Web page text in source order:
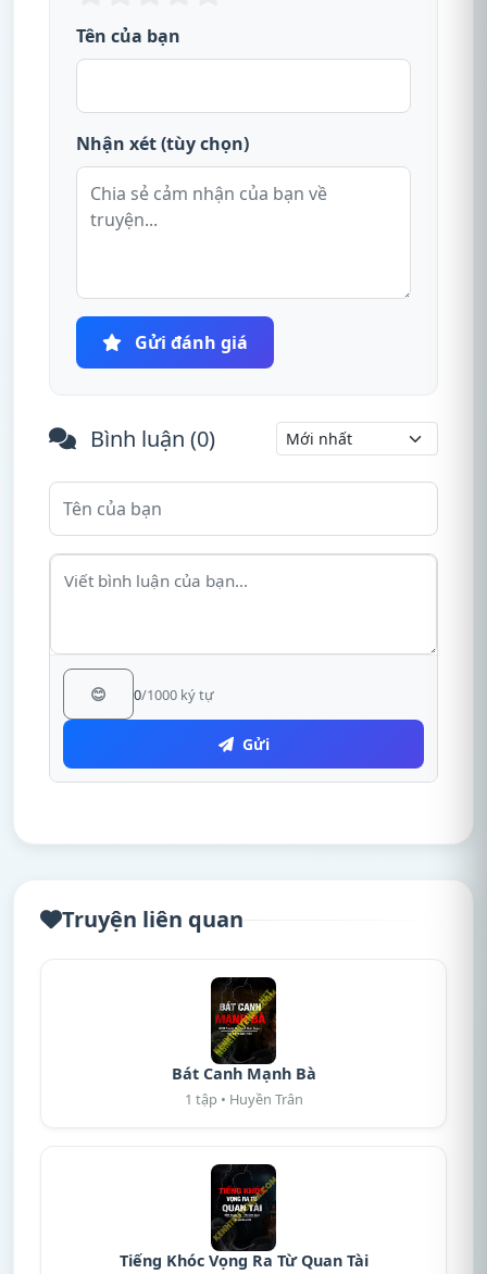
Tên của bạn
Nhận xét (tùy chọn)
Gửi đánh giá
Bình luận (0)
😊 0/1000 ký tự
Gửi
Truyện liên quan
Bát Canh Mạnh Bà
1 tập • Huyền Trân
Tiếng Khóc Vọng Ra Từ Quan Tài